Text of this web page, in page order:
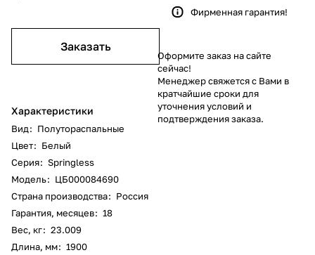
Заказать
Характеристики
Вид: Полутораспальные
Цвет: Белый
Серия: Springless
Модель: ЦБ000084690
Страна производства: Россия
Гарантия, месяцев: 18
Вес, кг: 23.009
Длина, мм: 1900
Фирменная гарантия!
Оформите заказ на сайте
сейчас!
Менеджер свяжется с Вами в
кратчайшие сроки для
уточнения условий и
подтверждения заказа.